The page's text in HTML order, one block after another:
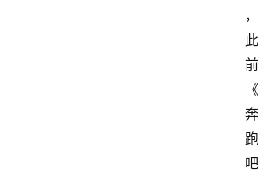
，
此
前
《
奔
跑
吧